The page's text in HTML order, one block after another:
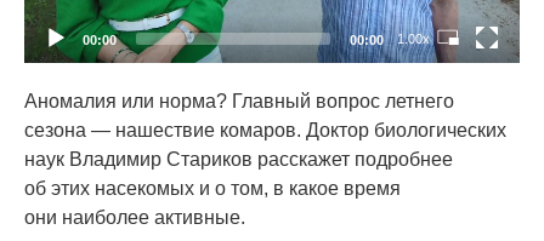
00:00 00:00 1.00x
Аномалия или норма? Главный вопрос летнего
сезона — нашествие комаров. Доктор биологических
наук Владимир Стариков расскажет подробнее
об этих насекомых и о том, в какое время
они наиболее активные.